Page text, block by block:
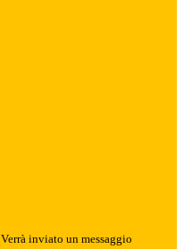
Verrà inviato un messaggio